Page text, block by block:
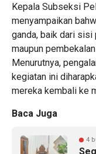
Kepala Subseksi
menyampaikan
ganda, baik dari sisi
maupun
Menurutnya,
kegiatan ini
mereka kembali ke
Baca Juga
4